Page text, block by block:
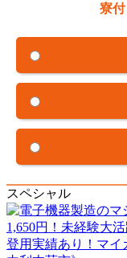
寮
スペシャル